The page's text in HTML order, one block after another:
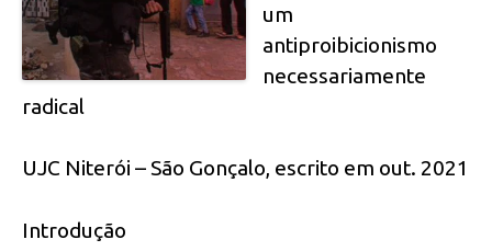
um
antiproibicionismo
necessariamente
radical
UJC Niterói – São Gonçalo, escrito em out. 2021
Introdução